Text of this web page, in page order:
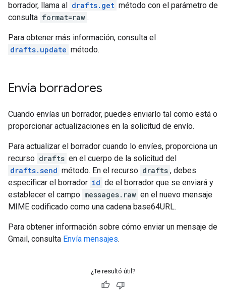
borrador, llama al drafts.get método con el parámetro de
consulta format=raw .
Para obtener más información, consulta el
drafts.update método.
Envía borradores
Cuando envías un borrador, puedes enviarlo tal como está o
proporcionar actualizaciones en la solicitud de envío.
Para actualizar el borrador cuando lo envíes, proporciona un
recurso drafts en el cuerpo de la solicitud del
drafts.send método. En el recurso drafts , debes
especificar el borrador id de el borrador que se enviará y
establecer el campo messages.raw en el nuevo mensaje
MIME codificado como una cadena base64URL.
Para obtener información sobre cómo enviar un mensaje de
Gmail, consulta Envía mensajes.
¿Te resultó útil?